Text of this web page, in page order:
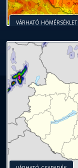
VÁRHATÓ HŐMÉRSÉKLET